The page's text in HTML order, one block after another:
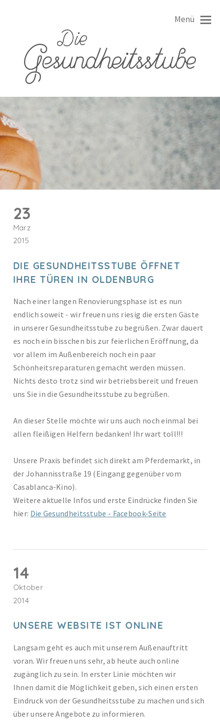
Menü
23
März
2015
DIE GESUNDHEITSSTUBE ÖFFNET
IHRE TÜREN IN OLDENBURG
Nach einer langen Renovierungsphase ist es nun
endlich soweit - wir freuen uns riesig die ersten Gäste
in unserer Gesundheitsstube zu begrüßen. Zwar dauert
es noch ein bisschen bis zur feierlichen Eröffnung, da
vor allem im Außenbereich noch ein paar
Schönheitsreparaturen gemacht werden müssen.
Nichts desto trotz sind wir betriebsbereit und freuen
uns Sie in die Gesundheitsstube zu begrüßen.
An dieser Stelle möchte wir uns auch noch einmal bei
allen fleißigen Helfern bedanken! Ihr wart toll!!!
Unsere Praxis befindet sich direkt am Pferdemarkt, in
der Johannisstraße 19 (Eingang gegenüber vom
Casablanca-Kino).
Weitere aktuelle Infos und erste Eindrücke finden Sie
hier: Die Gesundheitsstube - Facebook-Seite
14
Oktober
2014
UNSERE WEBSITE IST ONLINE
Langsam geht es auch mit unserem Außenauftritt
voran. Wir freuen uns sehr, ab heute auch online
zugänglich zu sein. In erster Linie möchten wir
Ihnen damit die Möglichkeit geben, sich einen ersten
Eindruck von der Gesundheitsstube zu machen und sich
über unsere Angebote zu informieren.